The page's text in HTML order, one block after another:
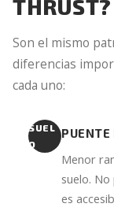
THRUST?
Son el mismo
diferencias
cada uno:
SUEL
O
PUENTE
Menor
suelo.
es